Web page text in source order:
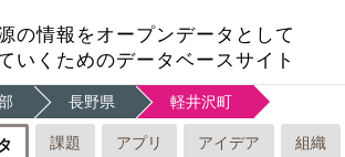
の情報をオープンデータとして
いくためのデータベースサイト
長野県 軽井沢町
課題 アプリ アイデア 組織